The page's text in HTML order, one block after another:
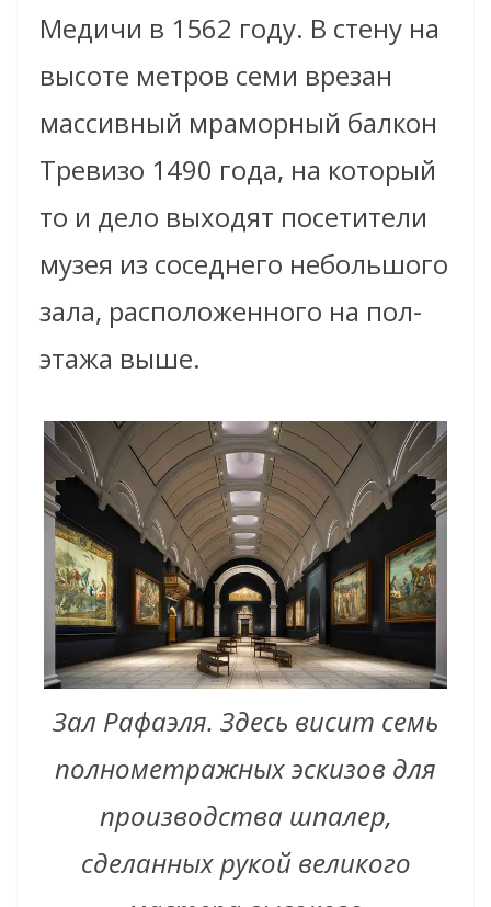
Медичи в 1562 году. В стену на
высоте метров семи врезан
массивный мраморный балкон
Тревизо 1490 года, на который
то и дело выходят посетители
музея из соседнего небольшого
зала, расположенного на пол-
этажа выше.
Зал Рафаэля. Здесь висит семь
полнометражных эскизов для
производства шпалер,
сделанных рукой великого